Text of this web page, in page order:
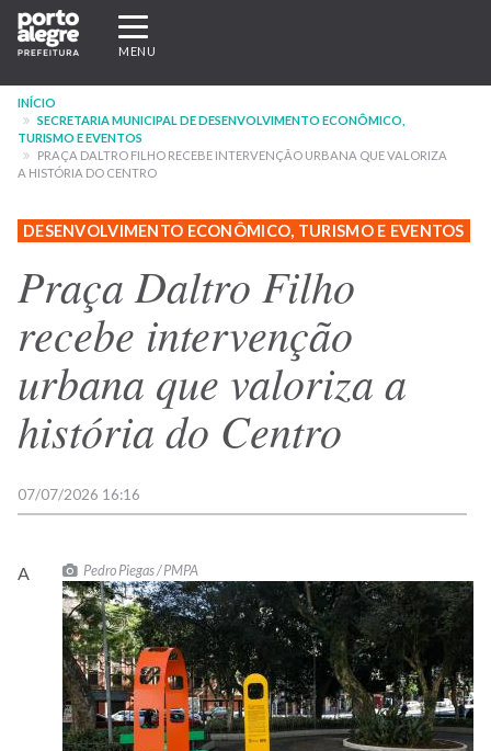
Pular
para
conteúdo
principal
Expandir/recolher
navegação
MENU
INÍCIO
SECRETARIA MUNICIPAL DE DESENVOLVIMENTO ECONÔMICO,
TURISMO E EVENTOS
PRAÇA DALTRO FILHO RECEBE INTERVENÇÃO URBANA QUE VALORIZA
A HISTÓRIA DO CENTRO
DESENVOLVIMENTO ECONÔMICO, TURISMO E EVENTOS
Praça Daltro Filho
recebe intervenção
urbana que valoriza a
história do Centro
07/07/2026 16:16
Pedro Piegas / PMPA
A